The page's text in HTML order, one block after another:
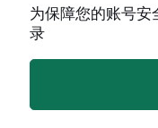
为保障您的账号
录